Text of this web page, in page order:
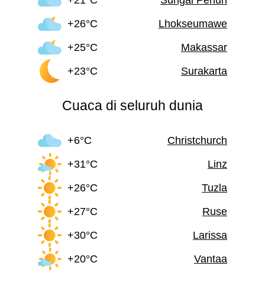
+26°C
Lhokseumawe
+25°C
Makassar
+23°C
Surakarta
Cuaca di seluruh dunia
+6°C
Christchurch
+31°C
Linz
+26°C
Tuzla
+27°C
Ruse
+30°C
Larissa
+20°C
Vantaa